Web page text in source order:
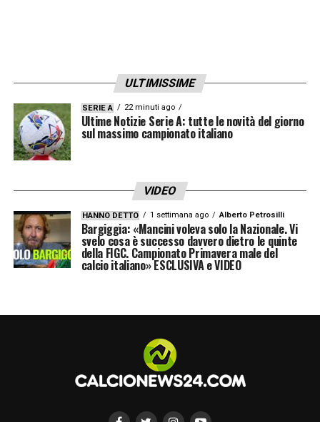
ULTIMISSIME
SERIE A 22 minuti ago
Ultime Notizie Serie A: tutte le novità del giorno
sul massimo campionato italiano
VIDEO
HANNO DETTO 1 settimana ago Alberto Petrosilli
Bargiggia: «Mancini voleva solo la Nazionale. Vi
svelo cosa è successo davvero dietro le quinte
della FIGC. Campionato Primavera male del
calcio italiano» ESCLUSIVA e VIDEO